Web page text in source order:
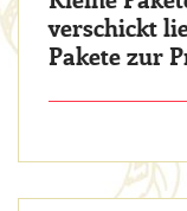
verschickt
Pakete zur